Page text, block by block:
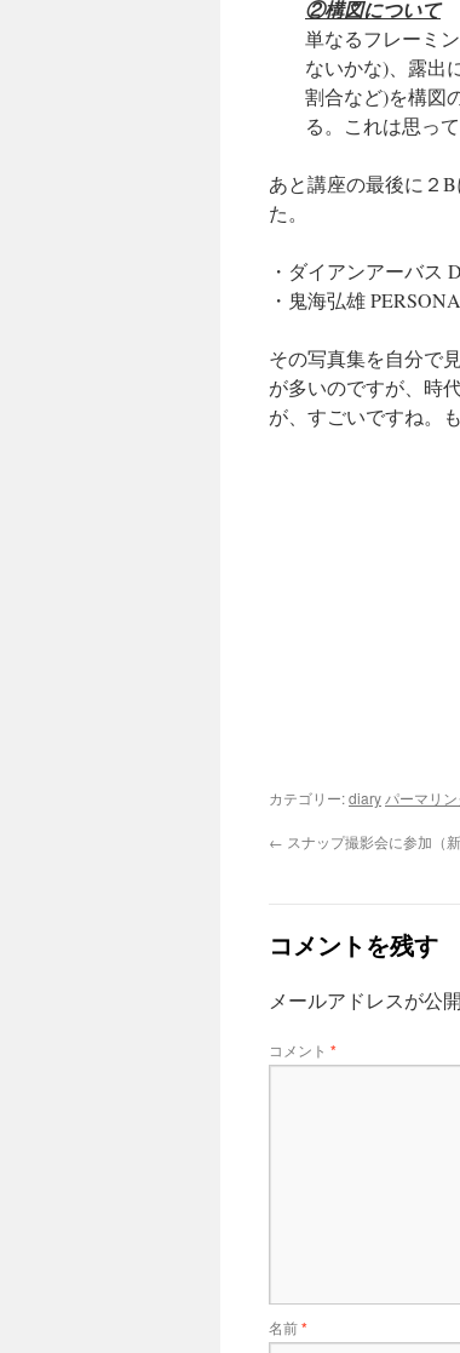
②構図について
単なるフレーミ
ないかな)、露出
割合など)を構図
る。これは思っ
あと講座の最後に２
た。
・ダイアンアーバス
・鬼海弘雄 PERSONA
その写真集を自分で
が多いのですが、時
が、すごいですね。
カテゴリー:diary パーマリン
← スナップ撮影会に参加（
コメントを残す
メールアドレスが公
コメント *
名前*